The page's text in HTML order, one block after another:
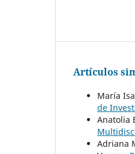
Artículos
María
de
Anatolia
Adriana